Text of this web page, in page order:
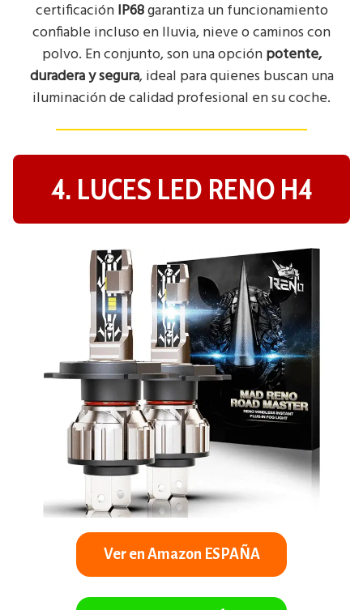
certificaciónIP68garantiza un funcionamiento
confiable incluso en lluvia, nieve o caminos con
polvo. En conjunto, son una opciónpotente,
duradera y segura, ideal para quienes buscan una
iluminación de calidad profesional en su coche.
4. LUCES LED RENO H4
Ver en Amazon ESPAÑA